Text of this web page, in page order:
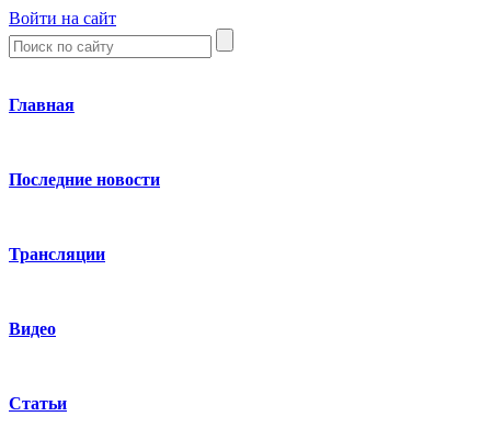
Войти на сайт
Главная
Последние новости
Трансляции
Видео
Статьи